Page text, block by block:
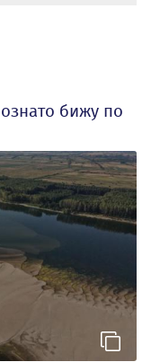
бижу по